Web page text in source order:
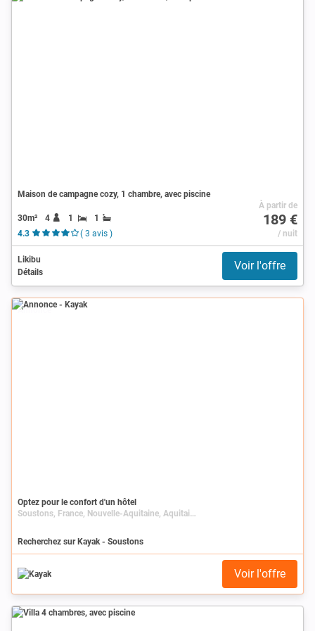
Maison de campagne cozy, 1 chambre, avec piscine
30m² 4 1
1
4.3
( 3 avis )
À partir de
189 €
/ nuit
Likibu
Détails
Voir l'offre
Annonce
Optez pour le confort d'un hôtel
Soustons, France, Nouvelle-Aquitaine, Aquitaine, Landes
Recherchez sur Kayak - Soustons
Voir l'offre